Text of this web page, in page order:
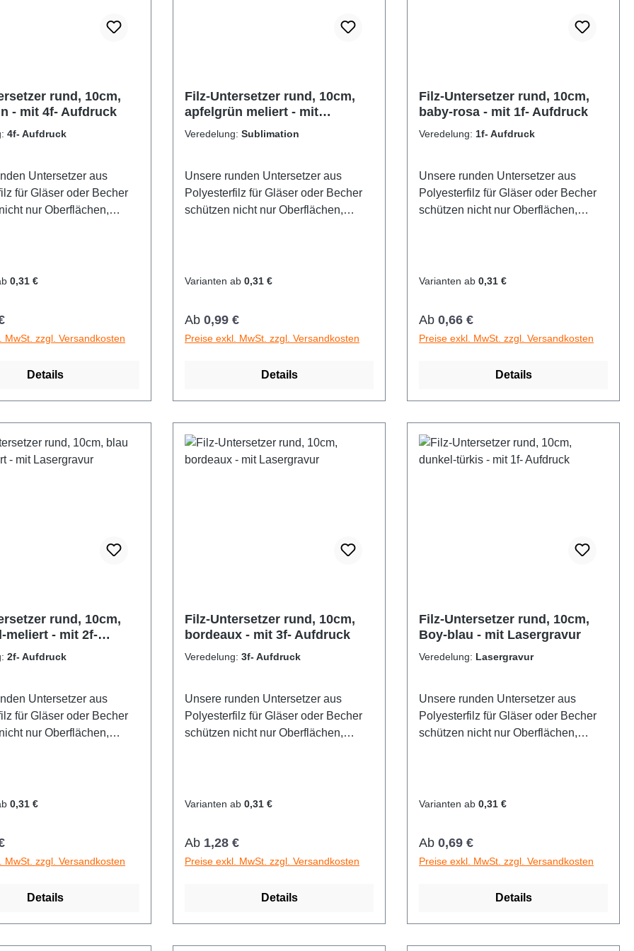
rund, 10cm,
- mit 4f- Aufdruck
4f- Aufdruck
Untersetzer aus
für Gläser oder Becher
nur Oberflächen,
dabei.Möglichkeit zur
0,31 €
Preis:
MwSt. zzgl. Versandkosten
Details
Filz-Untersetzer rund, 10cm,
apfelgrün meliert - mit
Sublimationsdruck
Veredelung: Sublimation
Unsere runden Untersetzer aus
Polyesterfilz für Gläser oder Becher
schützen nicht nur Oberflächen,
jeden etwas dabei.Möglichkeit zur
Varianten ab 0,31 €
Regulärer Preis:
Ab 0,99 €
Preise exkl. MwSt. zzgl. Versandkosten
Details
Filz-Untersetzer rund, 10cm,
baby-rosa - mit 1f- Aufdruck
Veredelung: 1f- Aufdruck
Unsere runden Untersetzer aus
Polyesterfilz für Gläser oder Becher
schützen nicht nur Oberflächen,
jeden etwas dabei.Möglichkeit zur
Varianten ab 0,31 €
Regulärer Preis:
Ab 0,66 €
Preise exkl. MwSt. zzgl. Versandkosten
Details
rund, 10cm,
meliert - mit 2f-
2f- Aufdruck
Untersetzer aus
für Gläser oder Becher
nur Oberflächen,
dabei.Möglichkeit zur
0,31 €
Preis:
MwSt. zzgl. Versandkosten
Details
Filz-Untersetzer rund, 10cm,
bordeaux - mit 3f- Aufdruck
Veredelung: 3f- Aufdruck
Unsere runden Untersetzer aus
Polyesterfilz für Gläser oder Becher
schützen nicht nur Oberflächen,
jeden etwas dabei.Möglichkeit zur
Varianten ab 0,31 €
Regulärer Preis:
Ab 1,28 €
Preise exkl. MwSt. zzgl. Versandkosten
Details
Filz-Untersetzer rund, 10cm,
Boy-blau - mit Lasergravur
Veredelung: Lasergravur
Unsere runden Untersetzer aus
Polyesterfilz für Gläser oder Becher
schützen nicht nur Oberflächen,
jeden etwas dabei.Möglichkeit zur
Varianten ab 0,31 €
Regulärer Preis:
Ab 0,69 €
Preise exkl. MwSt. zzgl. Versandkosten
Details